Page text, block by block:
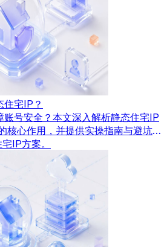
宅IP？
号安全？本文深入解析静态住宅IP
核心作用，并提供实操指南与避坑建
IP方案。